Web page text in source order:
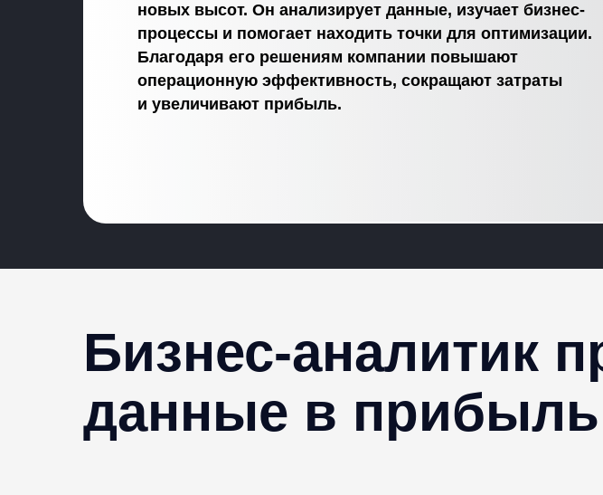
новых высот. Он анализирует данные, изучает бизнес-
процессы и помогает находить точки для оптимизации.
Благодаря его решениям компании повышают
операционную эффективность, сокращают затраты
и увеличивают прибыль.
Бизнес-аналитик
данные в прибыль